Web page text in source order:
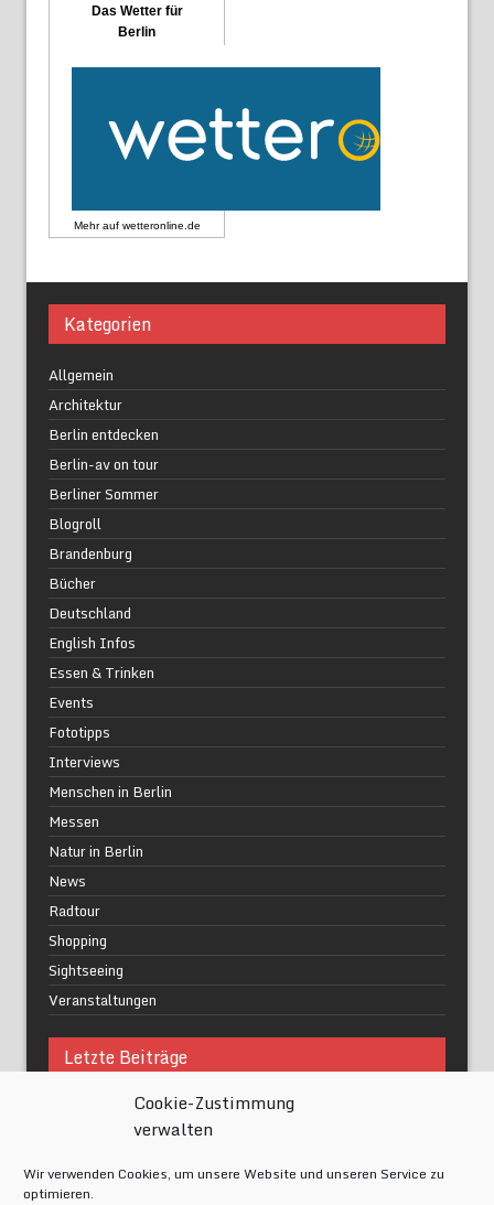
Cookie-Zustimmung
verwalten
Wir verwenden Cookies, um unsere Website und unseren Service zu
optimieren.
Das Wetter für
Berlin
Mehr auf wetteronline.de
Kategorien
Allgemein
Architektur
Berlin entdecken
Berlin-av on tour
Berliner Sommer
Blogroll
Brandenburg
Bücher
Deutschland
English Infos
Essen & Trinken
Events
Fototipps
Interviews
Menschen in Berlin
Messen
Natur in Berlin
News
Radtour
Shopping
Sightseeing
Veranstaltungen
Letzte Beiträge
Was macht urbane Lebensqualität wirklich aus?
Grüne Oasen in Berlin
Festival of Lights Berlin 2024
Gesund schlafen im modernen Alltag